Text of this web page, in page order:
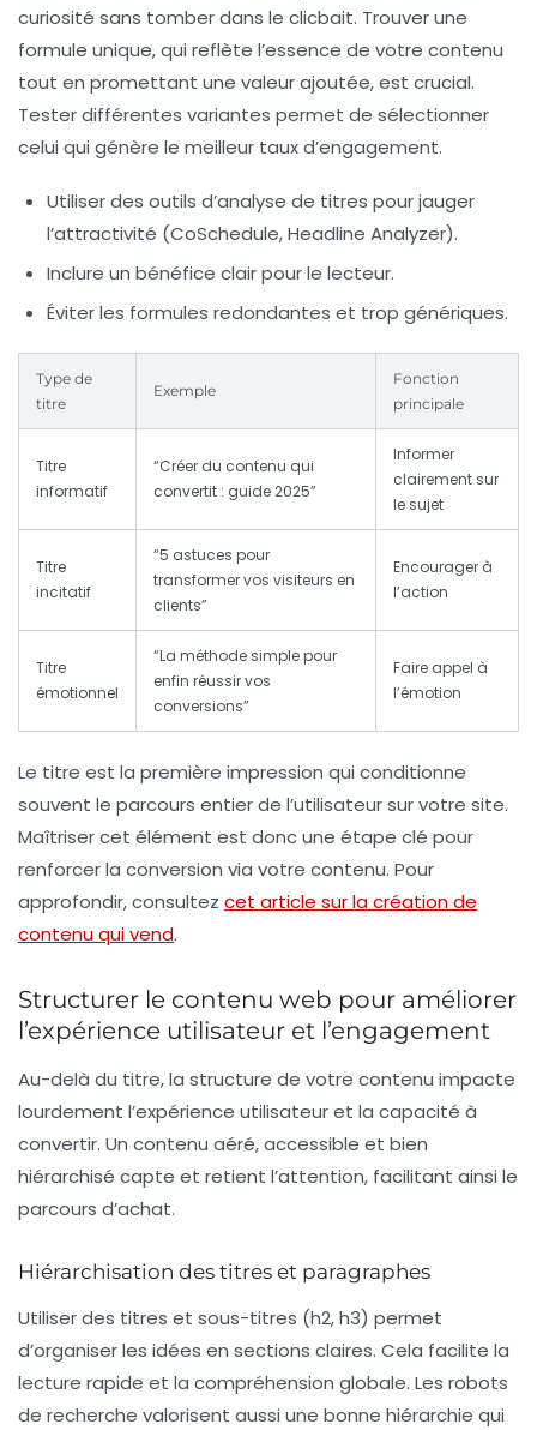
curiosité sans tomber dans le clicbait. Trouver une
formule unique, qui reflète l’essence de votre contenu
tout en promettant une valeur ajoutée, est crucial.
Tester différentes variantes permet de sélectionner
celui qui génère le meilleur taux d’engagement.
Utiliser des outils d’analyse de titres pour jauger
l’attractivité (CoSchedule, Headline Analyzer).
Inclure un bénéfice clair pour le lecteur.
Éviter les formules redondantes et trop génériques.
Type de
titre
Exemple
Fonction
principale
Titre
informatif
“Créer du contenu qui
convertit : guide 2025”
Informer
clairement sur
le sujet
Titre
incitatif
“5 astuces pour
transformer vos visiteurs en
clients”
Encourager à
l’action
Titre
émotionnel
“La méthode simple pour
enfin réussir vos
conversions”
Faire appel à
l’émotion
Le titre est la première impression qui conditionne
souvent le parcours entier de l’utilisateur sur votre site.
Maîtriser cet élément est donc une étape clé pour
renforcer la conversion via votre contenu. Pour
approfondir, consultez cet article sur la création de
contenu qui vend.
Structurer le contenu web pour améliorer
l’expérience utilisateur et l’engagement
Au-delà du titre, la structure de votre contenu impacte
lourdement l’expérience utilisateuret la capacité à
convertir. Un contenu aéré, accessible et bien
hiérarchisé capte et retient l’attention, facilitant ainsi le
parcours d’achat.
Hiérarchisation des titres et paragraphes
Utiliser des titres et sous-titres (h2, h3) permet
d’organiser les idées en sections claires. Cela facilite la
lecture rapide et la compréhension globale. Les robots
de recherche valorisent aussi une bonne hiérarchie qui